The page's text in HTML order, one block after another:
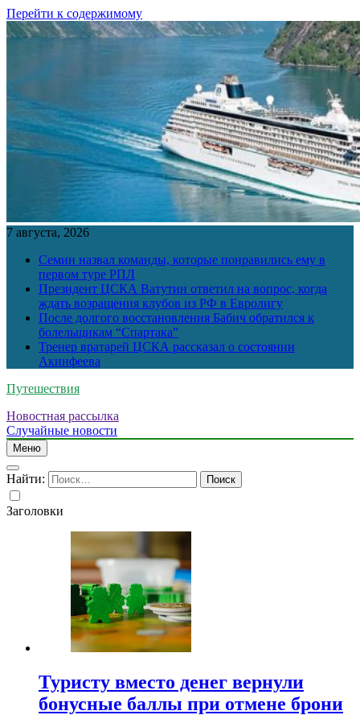
Перейти к содержимому
7 августа, 2026
Семин назвал команды, которые понравились ему в
первом туре РПЛ
Президент ЦСКА Ватутин ответил на вопрос, когда
ждать возращения клубов из РФ в Евролигу
После долгого восстановления Бабич обратился к
болельщикам “Спартака”
Тренер вратарей ЦСКА рассказал о состоянии
Акинфеева
Путешествия
Новостная рассылка
Случайные новости
Меню
Найти:
Заголовки
Туристу вместо денег вернули
бонусные баллы при отмене брони